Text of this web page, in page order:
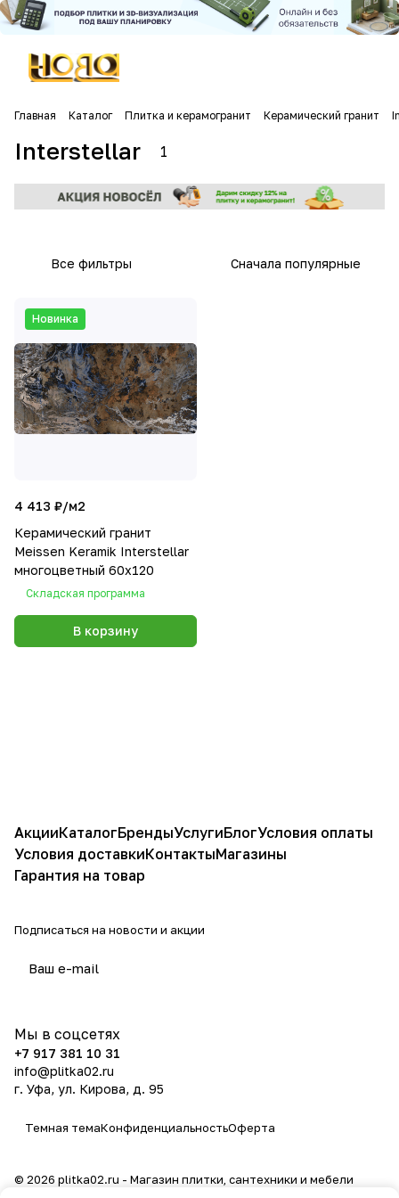
Главная Каталог Плитка и керамогранит Керамический гранит
Interstellar 1
Все фильтры Сначала популярные
Новинка
4 413 ₽/м2
Керамический гранит
Meissen Keramik Interstellar
многоцветный 60х120
Складская программа
В корзину
АкцииКаталогБрендыУслугиБлогУсловия оплаты
Условия доставкиКонтактыМагазины
Гарантия на товар
Подписаться на новости и акции
Мы в соцсетях
+7 917 381 10 31
info@plitka02.ru
г. Уфа, ул. Кирова, д. 95
Темная темаКонфиденциальностьОферта
© 2026 plitka02.ru - Магазин плитки, сантехники и мебели